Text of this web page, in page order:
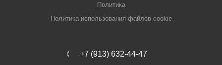
Политика
Политика использования файлов cookie
+7 (913) 632-44-47